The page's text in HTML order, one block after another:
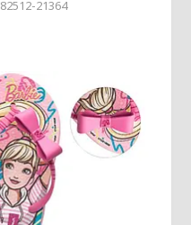
82512-21364